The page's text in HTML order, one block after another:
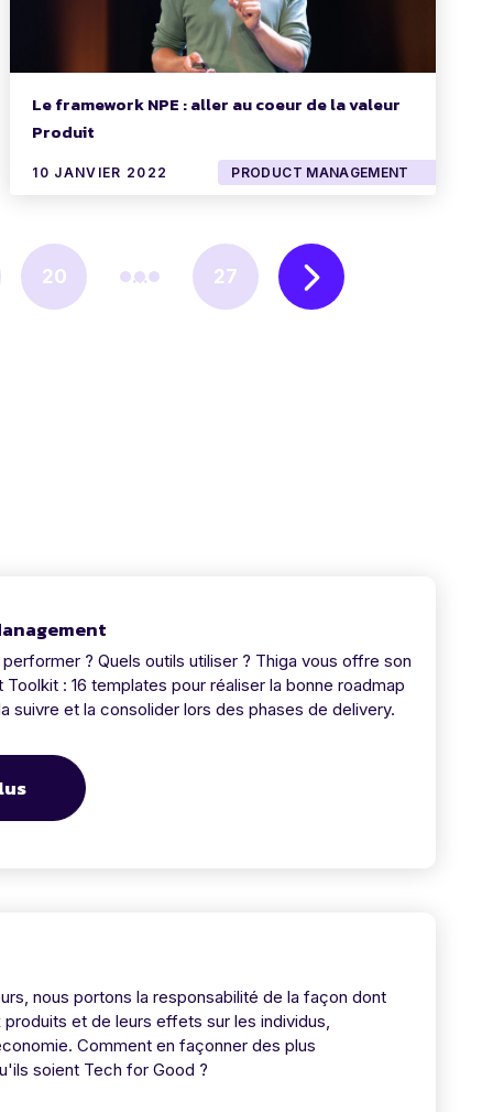
Le framework NPE : aller au coeur de la valeur
Produit
10 JANVIER 2022 PRODUCT MANAGEMENT
20 ... 27
? Quels outils utiliser ? Thiga vous offre son
: 16 templates pour réaliser la bonne roadmap
suivre et la consolider lors des phases de delivery.
nous portons la responsabilité de la façon dont
produits et de leurs effets sur les individus,
Comment en façonner des plus
soient Tech for Good ?